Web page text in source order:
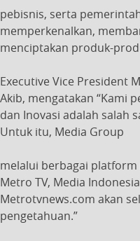
pebisnis, serta
memperkenalkan,
menciptakan produk-
Executive Vice President
Akib, mengatakan “Kami
dan Inovasi adalah salah
Untuk itu, Media Group
melalui berbagai
Metro TV, Media
Metrotvnews.com akan
pengetahuan.”